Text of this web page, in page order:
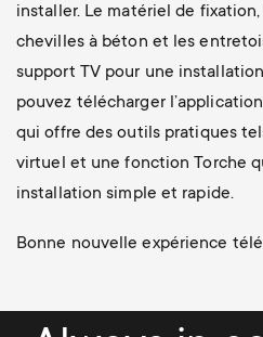
installer. Le matériel de
chevilles à béton et les
support TV pour une
pouvez télécharger
qui offre des outils pratiques
virtuel et une fonction Torche
installation simple et rapide.
Bonne nouvelle expérience